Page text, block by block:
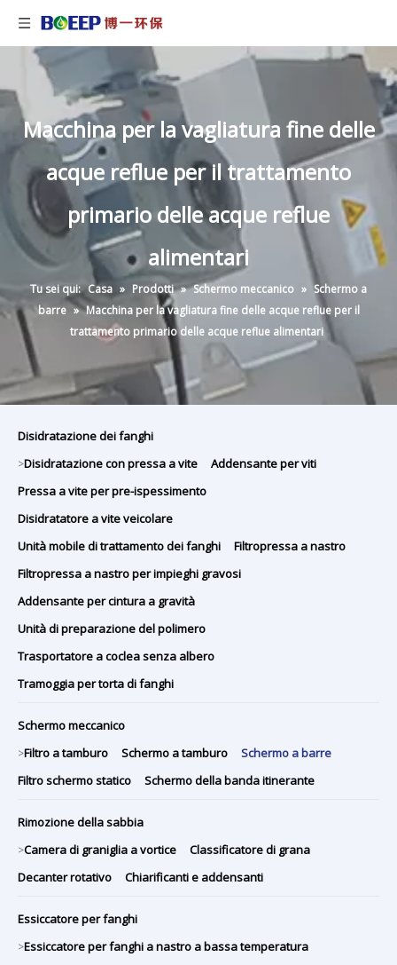
Macchina per la vagliatura fine delle
acque reflue per il trattamento
primario delle acque reflue
alimentari
Tu sei qui: Casa » Prodotti » Schermo meccanico » Schermo a
barre » Macchina per la vagliatura fine delle acque reflue per il
trattamento primario delle acque reflue alimentari
Disidratazione dei fanghi
>Disidratazione con pressa a vite
Addensante per viti
Pressa a vite per pre-ispessimento
Disidratatore a vite veicolare
Unità mobile di trattamento dei fanghi
Filtropressa a nastro
Filtropressa a nastro per impieghi gravosi
Addensante per cintura a gravità
Unità di preparazione del polimero
Trasportatore a coclea senza albero
Tramoggia per torta di fanghi
Schermo meccanico
>Filtro a tamburo Schermo a tamburo
Schermo a barre
Filtro schermo statico
Schermo della banda itinerante
Rimozione della sabbia
>Camera di graniglia a vortice
Classificatore di grana
Decanter rotativo
Chiarificanti e addensanti
Essiccatore per fanghi
>Essiccatore per fanghi a nastro a bassa temperatura